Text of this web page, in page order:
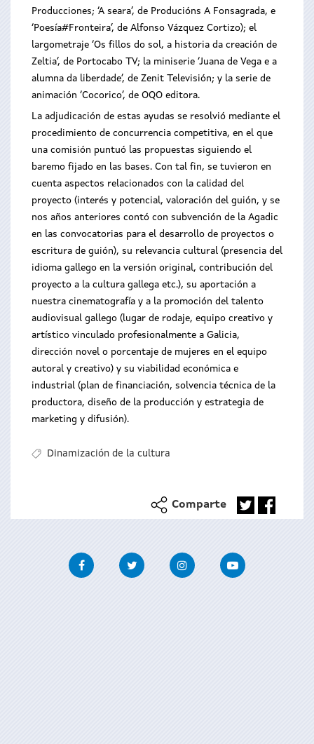
Producciones; ‘A seara’, de Producións A Fonsagrada, e
‘Poesía#Fronteira’, de Alfonso Vázquez Cortizo); el
largometraje ‘Os fillos do sol, a historia da creación de
Zeltia’, de Portocabo TV; la miniserie ‘Juana de Vega e a
alumna da liberdade’, de Zenit Televisión; y la serie de
animación ‘Cocorico’, de OQO editora.
La adjudicación de estas ayudas se resolvió mediante el
procedimiento de concurrencia competitiva, en el que
una comisión puntuó las propuestas siguiendo el
baremo fijado en las bases. Con tal fin, se tuvieron en
cuenta aspectos relacionados con la calidad del
proyecto (interés y potencial, valoración del guión, y se
nos años anteriores contó con subvención de la Agadic
en las convocatorias para el desarrollo de proyectos o
escritura de guión), su relevancia cultural (presencia del
idioma gallego en la versión original, contribución del
proyecto a la cultura gallega etc.), su aportación a
nuestra cinematografía y a la promoción del talento
audiovisual gallego (lugar de rodaje, equipo creativo y
artístico vinculado profesionalmente a Galicia,
dirección novel o porcentaje de mujeres en el equipo
autoral y creativo) y su viabilidad económica e
industrial (plan de financiación, solvencia técnica de la
productora, diseño de la producción y estrategia de
marketing y difusión).
Dinamización de la cultura
Comparte
FacebookTwitter InstagramYoutube